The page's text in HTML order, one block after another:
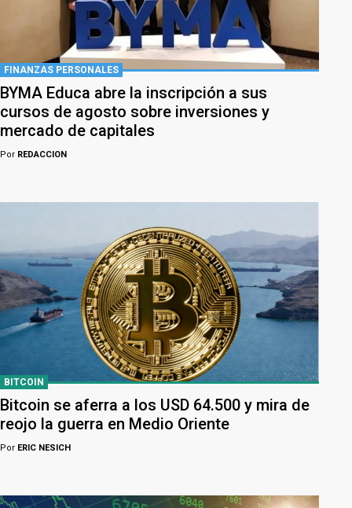
FINANZAS PERSONALES
BYMA Educa abre la inscripción a sus
cursos de agosto sobre inversiones y
mercado de capitales
Por REDACCION
BITCOIN
Bitcoin se aferra a los USD 64.500 y mira de
reojo la guerra en Medio Oriente
Por ERIC NESICH